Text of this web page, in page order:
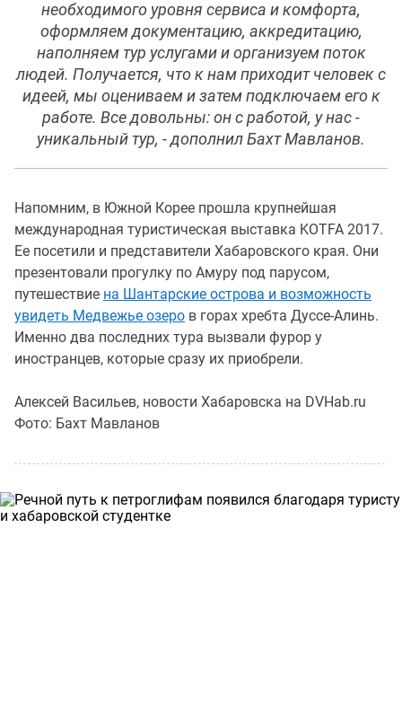
необходимого уровня сервиса и комфорта,
оформляем документацию, аккредитацию,
наполняем тур услугами и организуем поток
людей. Получается, что к нам приходит человек с
идеей, мы оцениваем и затем подключаем его к
работе. Все довольны: он с работой, у нас -
уникальный тур, - дополнил Бахт Мавланов.
Напомним, в Южной Корее прошла крупнейшая
международная туристическая выставка KOTFA 2017.
Ее посетили и представители Хабаровского края. Они
презентовали прогулку по Амуру под парусом,
путешествие на Шантарские острова и возможность
увидеть Медвежье озеро в горах хребта Дуссе-Алинь.
Именно два последних тура вызвали фурор у
иностранцев, которые сразу их приобрели.
Алексей Васильев, новости Хабаровска на DVHab.ru
Фото: Бахт Мавланов